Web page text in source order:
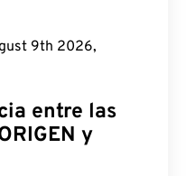
9th 2026,
entre las
y